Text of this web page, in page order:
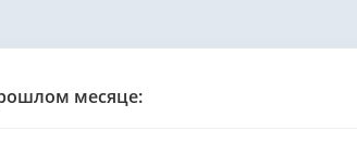
месяце: